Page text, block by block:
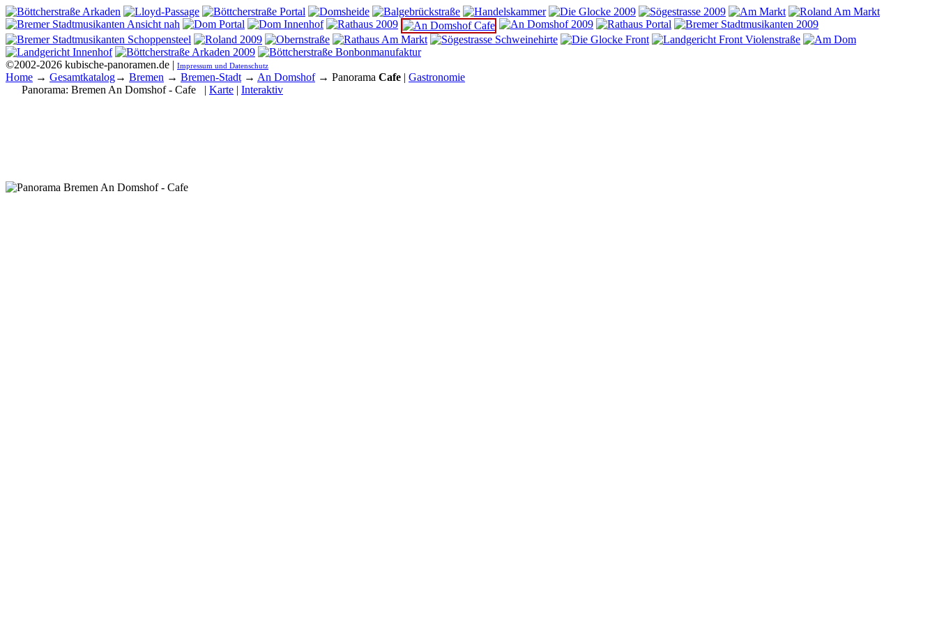
©2002-2026 kubische-panoramen.de | Impressum und Datenschutz
Home → Gesamtkatalog→ Bremen → Bremen-Stadt → An Domshof→ Panorama Cafe | Gastronomie
Panorama: Bremen An Domshof - Cafe | Karte | Interaktiv